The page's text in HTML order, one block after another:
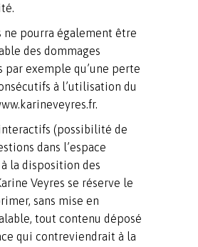
ne pourra également être
des dommages
par exemple qu’une perte
à l’utilisation du
(possibilité de
dans l’espace
la disposition des
Veyres se réserve le
sans mise en
tout contenu déposé
qui contreviendrait à la